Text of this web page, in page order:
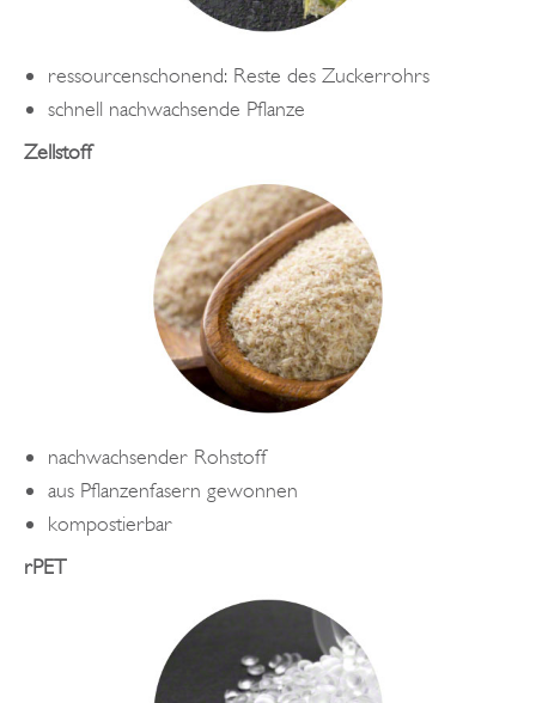
ressourcenschonend: Reste des Zuckerrohrs
schnell nachwachsende Pflanze
Zellstoff
nachwachsender Rohstoff
aus Pflanzenfasern gewonnen
kompostierbar
rPET